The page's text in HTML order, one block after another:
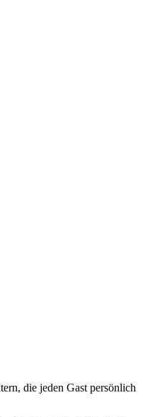
die jeden Gast persönlich